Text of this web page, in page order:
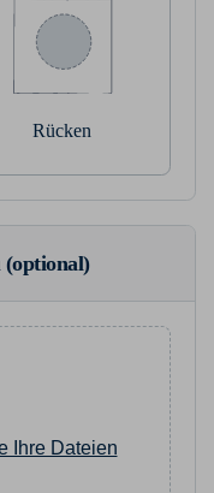
Rücken
(optional)
Ihre Dateien